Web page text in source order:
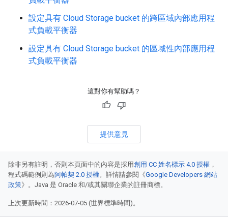
設定具有 Cloud Storage bucket 的跨區域內部應用程
式負載平衡器
設定具有 Cloud Storage bucket 的區域性內部應用程
式負載平衡器
這對你有幫助嗎？
提供意見
除非另有註明，否則本頁面中的內容是採用創用 CC 姓名標示 4.0 授權 ，
程式碼範例則為阿帕契 2.0 授權。詳情請參閱《Google Developers 網站
政策》。Java 是 Oracle 和/或其關聯企業的註冊商標。
上次更新時間：2026-07-05 (世界標準時間)。